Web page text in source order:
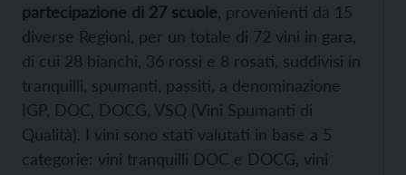
partecipazione di 27 scuole , provenienti da 15
diverse Regioni, per un totale di 72 vini in gara,
di cui 28 bianchi, 36 rossi e 8 rosati, suddivisi in
tranquilli, spumanti, passiti, a denominazione
IGP, DOC, DOCG, VSQ (Vini Spumanti di
Qualità). I vini sono stati valutati in base a 5
categorie: vini tranquilli DOC e DOCG, vini